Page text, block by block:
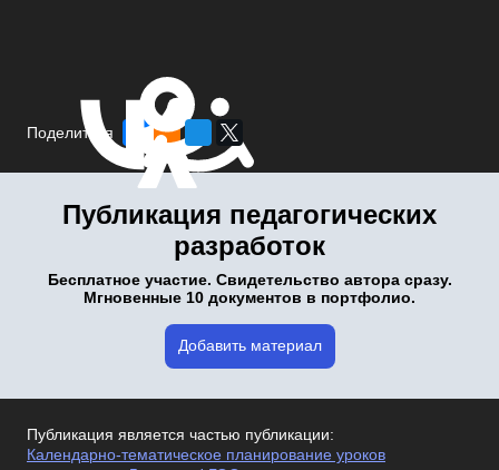
Поделиться
Публикация педагогических
разработок
Бесплатное участие. Свидетельство автора сразу.
Мгновенные 10 документов в портфолио.
Добавить материал
Публикация является частью публикации:
Календарно-тематическое планирование уроков